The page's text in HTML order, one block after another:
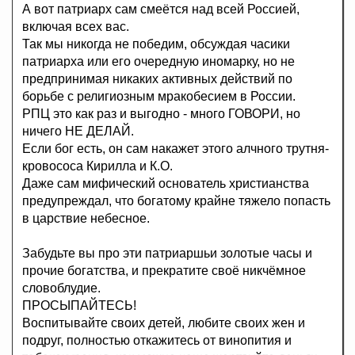
А вот патриарх сам смеётся над всей Россией,
включая всех вас.
Так мы никогда не победим, обсуждая часики
патриарха или его очередную иномарку, но не
предпринимая никаких активных действий по
борьбе с религиозным мракобесием в России.
РПЦ это как раз и выгодно - много ГОВОРИ, но
ничего НЕ ДЕЛАЙ.
Если бог есть, он сам накажет этого алчного трутня-
кровососа Кирилла и К.О.
Даже сам мифический основатель христианства
предупреждал, что богатому крайне тяжело попасть
в царствие небесное.
Забудьте вы про эти патриаршьи золотые часы и
прочие богатства, и прекратите своё никчёмное
словоблудие.
ПРОСЫПАЙТЕСЬ!
Воспитывайте своих детей, любите своих жен и
подруг, полностью откажитесь от винопития и